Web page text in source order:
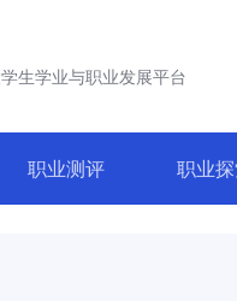
生学业与职业发展平台
职业测评 职业